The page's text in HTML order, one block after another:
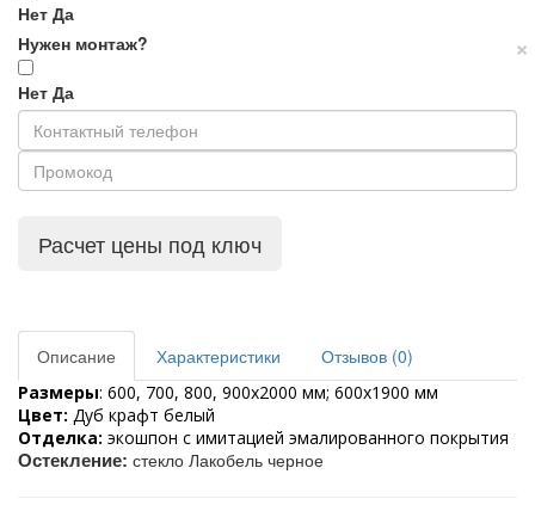
Нет Да
Нужен монтаж?
Нет Да
Расчет цены под ключ
Описание Характеристики Отзывов (0)
Размеры: 600, 700, 800, 900х2000 мм; 600х1900 мм
Цвет: Дуб крафт белый
Отделка: экошпон с имитацией эмалированного покрытия
Остекление: стекло Лакобель черное
×